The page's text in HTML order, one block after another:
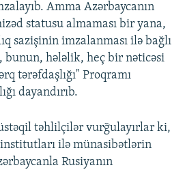
Amma Azərbaycanın
statusu almaması bir yana,
sazişinin imzalanması ilə bağlı
bunun, hələlik, heç bir nəticəsi
tərəfdaşlığı" Proqramı
dayandırıb.
təhlilçilər vurğulayırlar ki,
ilə münasibətlərin
Rusiyanın